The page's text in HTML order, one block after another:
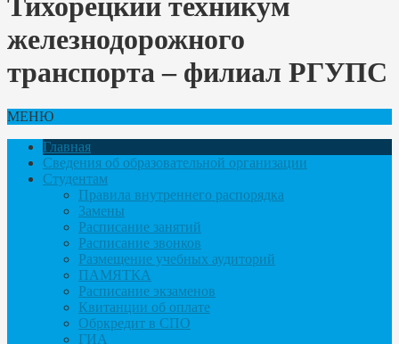
Тихорецкий техникум
железнодорожного
транспорта – филиал РГУПС
МЕНЮ
Главная
Сведения об образовательной организации
Студентам
Правила внутреннего распорядка
Замены
Расписание занятий
Расписание звонков
Размещение учебных аудиторий
ПАМЯТКА
Расписание экзаменов
Квитанции об оплате
Обркредит в СПО
ГИА